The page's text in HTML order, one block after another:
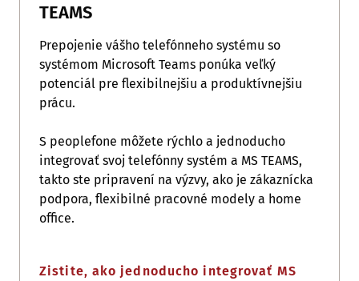
TEAMS
Prepojenie vášho telefónneho systému so
systémom Microsoft Teams ponúka veľký
potenciál pre flexibilnejšiu a produktívnejšiu
prácu.
S peoplefone môžete rýchlo a jednoducho
integrovať svoj telefónny systém a MS TEAMS,
takto ste pripravení na výzvy, ako je zákaznícka
podpora, flexibilné pracovné modely a home
office.
Zistite, ako jednoducho integrovať MS